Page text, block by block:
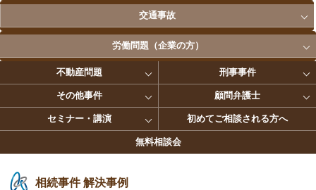
交通事故
労働問題（企業の方）
不動産問題 刑事事件
その他事件 顧問弁護士
セミナー・講演 初めてご相談される方へ
無料相談会
相続事件 解決事例